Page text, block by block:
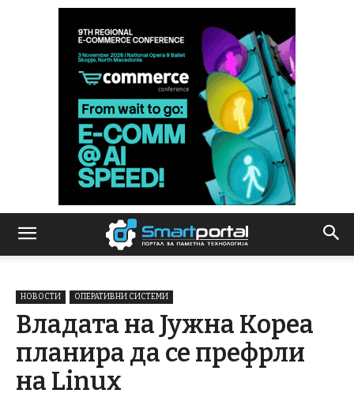
НОВОСТИ ОПЕРАТИВНИ СИСТЕМИ
Владата на Јужна Кореа
планира да се префрли
на Linux